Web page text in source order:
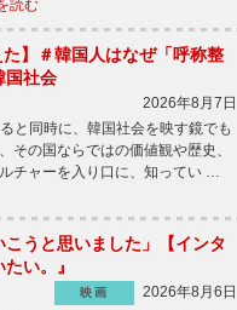
読む
】＃韓国人はなぜ「呼称整
国社会
2026年8月7日
と同時に、韓国社会を映す鏡でも
その国ならではの価値観や歴史、
チャーを入り口に、知ってい …
うと思いました」【インタ
い。』
映画
2026年8月6日